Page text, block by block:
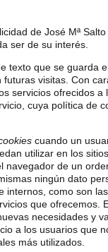
de José Mª
ser de su interés.
texto que se guarda
visitas. Con
servicios ofrecidos
cuya política de
cuando un
utilizar en los
navegador de un
ningún dato
internos, como son
que ofrecemos.
necesidades y
a los usuarios que
más utilizados.